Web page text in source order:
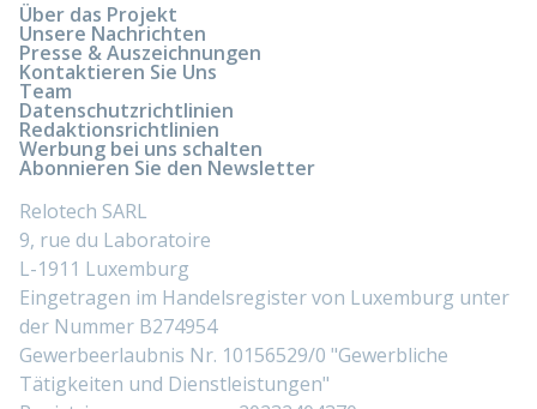
Über das Projekt
Unsere Nachrichten
Presse & Auszeichnungen
Kontaktieren Sie Uns
Team
Datenschutzrichtlinien
Redaktionsrichtlinien
Werbung bei uns schalten
Abonnieren Sie den Newsletter
Relotech SARL
9, rue du Laboratoire
L-1911 Luxemburg
Eingetragen im Handelsregister von Luxemburg unter
der Nummer B274954
Gewerbeerlaubnis Nr. 10156529/0 "Gewerbliche
Tätigkeiten und Dienstleistungen"